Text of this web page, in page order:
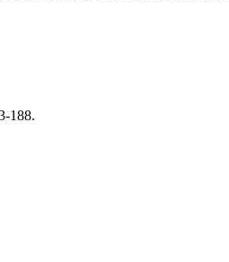
188.